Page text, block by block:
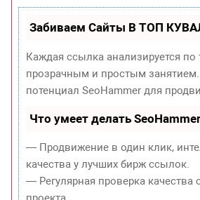
Забиваем Сайты В ТОП
Каждая ссылка анализируется
прозрачным и простым
потенциал SeoHammer для
Что умеет делать SeoHammer
— Продвижение в один клик,
качества у лучших бирж ссылок.
— Регулярная проверка